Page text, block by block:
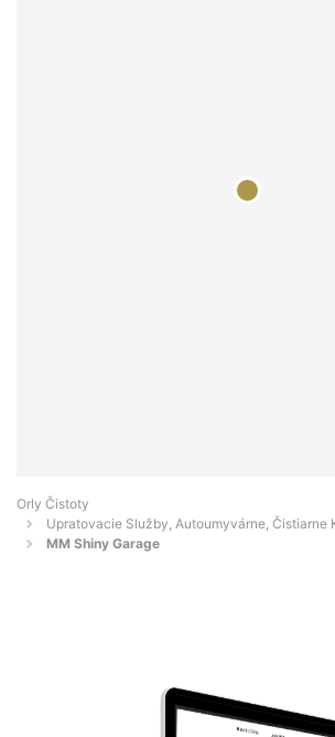
Orly Čistoty
Upratovacie Služby, Autoumyvárne, Čistiarne
MM Shiny Garage